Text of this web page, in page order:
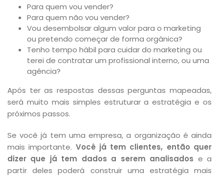
Para quem vou vender?
Para quem não vou vender?
Vou desembolsar algum valor para o marketing
ou pretendo começar de forma orgânica?
Tenho tempo hábil para cuidar do marketing ou
terei de contratar um profissional interno, ou uma
agência?
Após ter as respostas dessas perguntas mapeadas,
será muito mais simples estruturar a estratégia e os
próximos passos.
Se você já tem uma empresa, a organização é ainda
mais importante. Você já tem clientes, então quer
dizer que já tem dados a serem analisados e a
partir deles poderá construir uma estratégia mais